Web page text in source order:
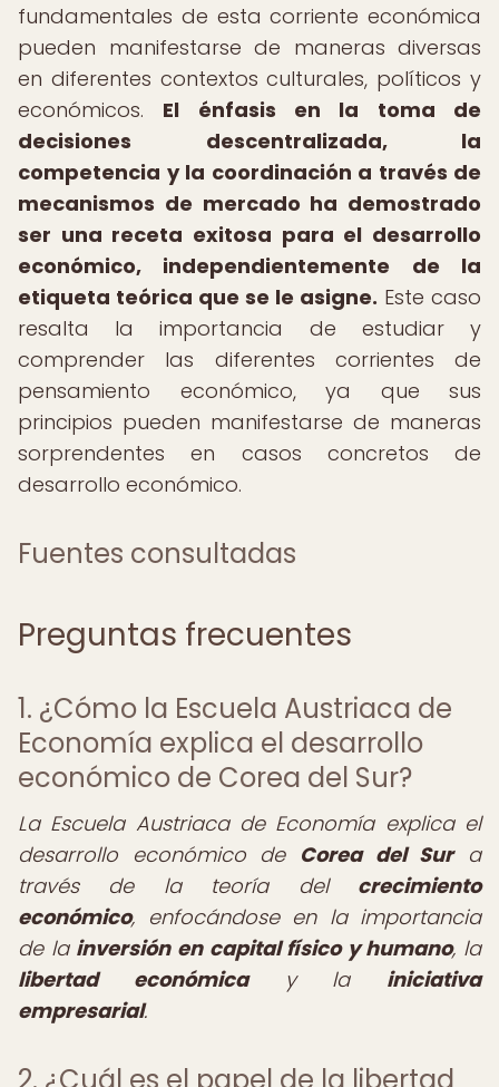
fundamentales de esta corriente económica
pueden manifestarse de maneras diversas
en diferentes contextos culturales, políticos y
económicos. El énfasis en la toma de
decisiones descentralizada, la
competencia y la coordinación a través de
mecanismos de mercado ha demostrado
ser una receta exitosa para el desarrollo
económico, independientemente de la
etiqueta teórica que se le asigne. Este caso
resalta la importancia de estudiar y
comprender las diferentes corrientes de
pensamiento económico, ya que sus
principios pueden manifestarse de maneras
sorprendentes en casos concretos de
desarrollo económico.
Fuentes consultadas
Preguntas frecuentes
1. ¿Cómo la Escuela Austriaca de
Economía explica el desarrollo
económico de Corea del Sur?
La Escuela Austriaca de Economía explica el
desarrollo económico de Corea del Sura
través de la teoría del crecimiento
económico, enfocándose en la importancia
de la inversión en capital físico y humano, la
libertad económicay la iniciativa
empresarial.